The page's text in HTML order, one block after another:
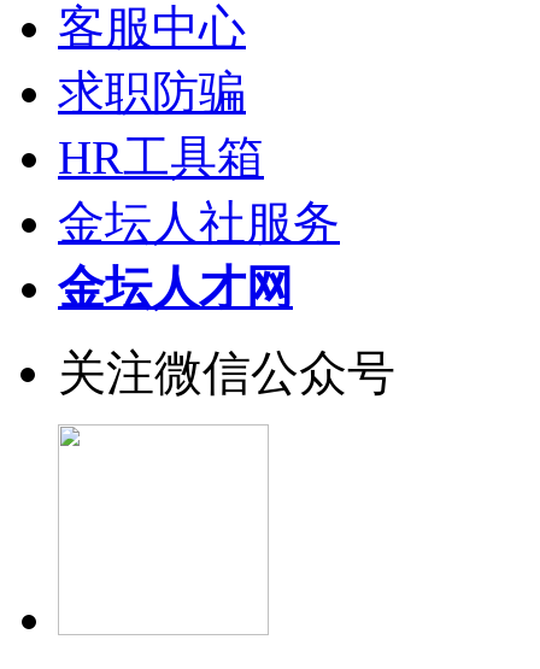
客服中心
求职防骗
HR工具箱
金坛人社服务
金坛人才网
关注微信公众号